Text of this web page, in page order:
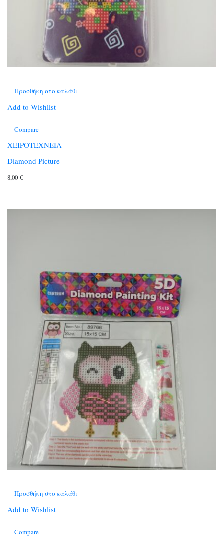
Προσθήκη στο καλάθι
Add to Wishlist
Compare
ΧΕΙΡΟΤΕΧΝΕΙΑ
Diamond Picture
8,00 €
Προσθήκη στο καλάθι
Add to Wishlist
Compare